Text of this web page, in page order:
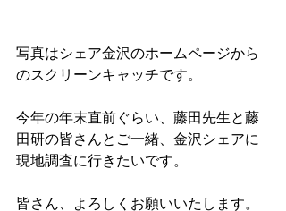
写真はシェア金沢のホームページから
のスクリーンキャッチです。
今年の年末直前ぐらい、藤田先生と藤
田研の皆さんとご一緒、金沢シェアに
現地調査に行きたいです。
皆さん、よろしくお願いいたします。